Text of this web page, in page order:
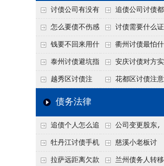
讨债公司有没有
行业协会？正规机构
的行业自律和认证
追债公司讨债都
有哪些手段
怎么要债不伤感
情？
讨债需要什么证
据
钱要不回来用什
么方法要回来
衢州讨债最怕什
么？2026年这两个关
键细节，做错就很难
泰州讨债避坑指
南：2026年这2个细
节不注意，钱很难要
安庆讨债对方实
在没钱咋办？
越秀区讨债注
意！没有借条只有微
把钱要回来
花都区讨债注意
节点”催收最有效
债务法律
追债个人怎么追
回呢？2026年最新绝
招选择！
公司变更股东,
变更前的债权债务谁
承担
牡丹江讨债手机
搞定：2026年线上立
慈溪小老板讨
债，2026年这2个本
拉萨远距离欠款 兰州债务人转移